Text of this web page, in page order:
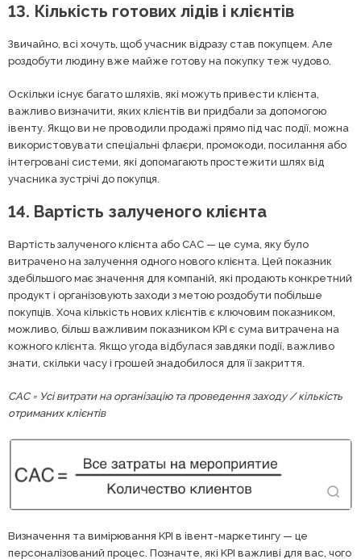
13. Кількість готових лідів і клієнтів
Звичайно, всі хочуть, щоб учасник відразу став покупцем. Але
роздобути людину вже майже готову на покупку теж чудово.
Оскільки існує багато шляхів, які можуть привести клієнта,
важливо визначити, яких клієнтів ви придбали за допомогою
івенту. Якщо ви не проводили продажі прямо під час події, можна
використовувати спеціальні флаєри, промокоди, посилання або
інтегровані системи, які допомагають простежити шлях від
учасника зустрічі до покупця.
14. Вартість залученого клієнта
Вартість залученого клієнта або CAC — це сума, яку було
витрачено на залучення одного нового клієнта. Цей показник
здебільшого має значення для компаній, які продають конкретний
продукт і організовують заходи з метою роздобути побільше
покупців. Хоча кількість нових клієнтів є ключовим показником,
можливо, більш важливим показником KPI є сума витрачена на
кожного клієнта. Якщо угода відбулася завдяки події, важливо
знати, скільки часу і грошей знадобилося для її закриття.
CAC = Усі витрати на організацію та проведення заходу / кількість
отриманих клієнтів
Визначення та вимірювання KPI в івент-маркетингу — це
персоналізований процес. Позначте, які KPI важливі для вас, чого